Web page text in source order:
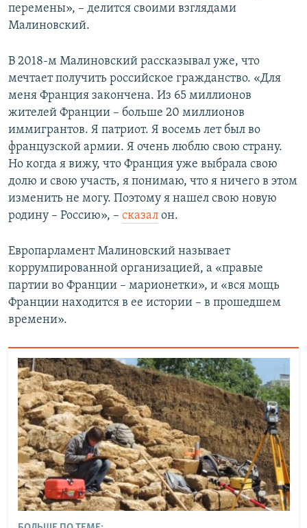
перемены», – делится своими взглядами
Малиновский.
В 2018-м Малиновский рассказывал уже, что
мечтает получить российское гражданство. «Для
меня Франция закончена. Из 65 миллионов
жителей Франции – больше 20 миллионов
иммигрантов. Я патриот. Я восемь лет был во
французской армии. Я очень люблю свою страну.
Но когда я вижу, что Франция уже выбрала свою
долю и свою участь, я понимаю, что я ничего в этом
изменить не могу. Поэтому я нашел свою новую
родину – Россию», – сказал он.
Европарламент Малиновский называет
коррумпированной организацией, а «правые
партии во Франции – марионетки», и «вся мощь
Франции находится в ее истории – в прошедшем
времени».